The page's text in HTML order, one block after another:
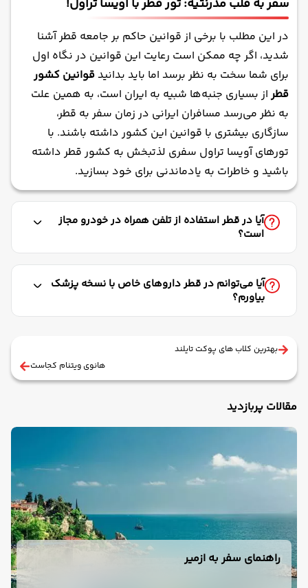
سفر به قلب مدرنتیه: تور قطر با آویسا تراول!
در این مطلب با برخی از قوانین حاکم بر جامعه قطر آشنا
شدید، اگر چه ممکن است رعایت این قوانین در نگاه اول
برای شما سخت به نظر برسد اما باید بدانیدقوانین کشور
قطراز بسیاری جنبه‌ها شبیه به ایران است، به همین علت
به نظر می‌رسد مسافران ایرانی در زمان سفر به قطر،
سازگاری بیشتری با قوانین این کشور داشته باشند. با
تورهای آویسا تراول سفری لذتبخش به کشور قطر داشته
باشید و خاطرات به یادماندنی برای خود بسازید.
آیا در قطر استفاده از تلفن همراه در خودرو مجاز
است؟
آیا می‌توانم در قطر داروهای خاص با نسخه پزشک
بیاورم؟
بهترین کلاب های پوکت تایلند
هانوی ویتنام کجاست
مقالات پربازدید
راهنمای سفر به ازمیر